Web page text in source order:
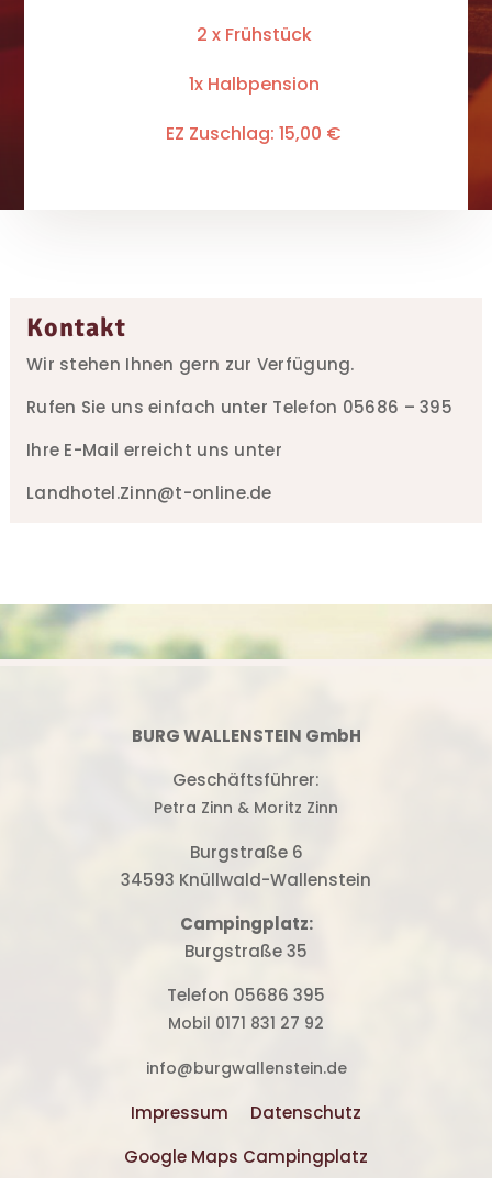
2 x Frühstück
1x Halbpension
EZ Zuschlag: 15,00 €
Kontakt
Wir stehen Ihnen gern zur Verfügung.
Rufen Sie uns einfach unter Telefon 05686 – 395
Ihre E-Mail erreicht uns unter
Landhotel.Zinn@t-online.de
BURG WALLENSTEIN GmbH
Geschäftsführer:
Petra Zinn & Moritz Zinn
Burgstraße 6
34593 Knüllwald-Wallenstein
Campingplatz:
Burgstraße 35
Telefon 05686 395
Mobil 0171 831 27 92
info@burgwallenstein.de
Impressum
Datenschutz
Google Maps Campingplatz